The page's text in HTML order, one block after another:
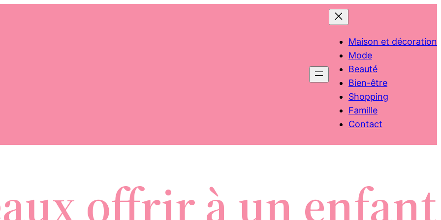
Maison et décoration
Mode
Beauté
Bien-être
Shopping
Famille
Contact
offrir à un enfant